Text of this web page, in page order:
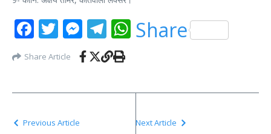
Facebook
Twitter
Messenger
Telegram
WhatsApp
Share
Share Article
Previous Article Next Article